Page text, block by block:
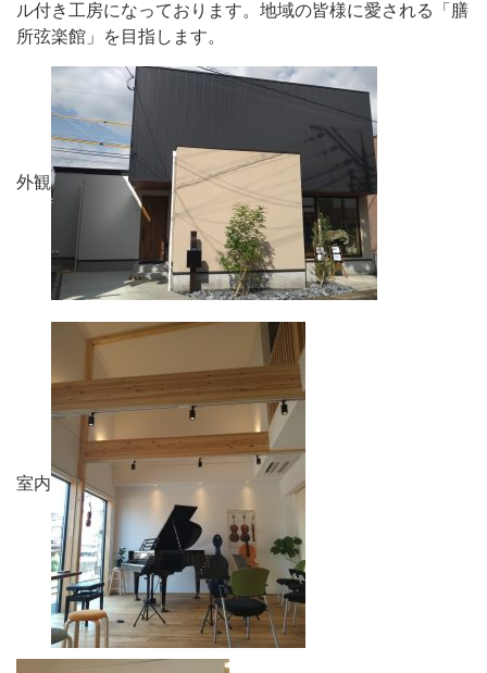
ル付き工房になっております。地域の皆様に愛される「膳
所弦楽館」を目指します。
外観
室内